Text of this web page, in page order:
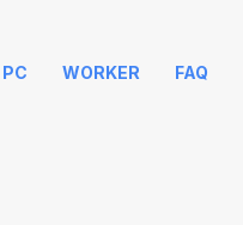
PC WORKER FAQ